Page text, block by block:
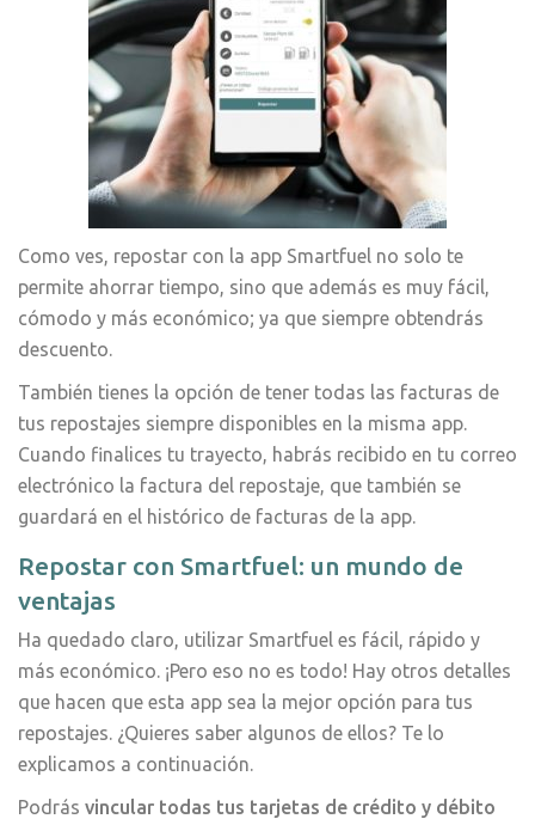
Como ves, repostar con la app Smartfuel no solo te
permite ahorrar tiempo, sino que además es muy fácil,
cómodo y más económico; ya que siempre obtendrás
descuento.
También tienes la opción de tener todas las facturas de
tus repostajes siempre disponibles en la misma app.
Cuando finalices tu trayecto, habrás recibido en tu correo
electrónico la factura del repostaje, que también se
guardará en el histórico de facturas de la app.
Repostar con Smartfuel: un mundo de
ventajas
Ha quedado claro, utilizar Smartfuel es fácil, rápido y
más económico. ¡Pero eso no es todo! Hay otros detalles
que hacen que esta app sea la mejor opción para tus
repostajes. ¿Quieres saber algunos de ellos? Te lo
explicamos a continuación.
Podrás vincular todas tus tarjetas de crédito y débito